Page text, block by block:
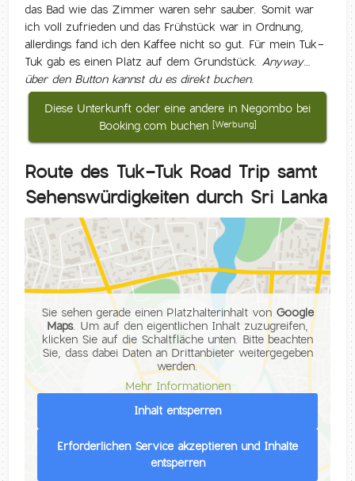
das Bad wie das Zimmer waren sehr sauber. Somit war
ich voll zufrieden und das Frühstück war in Ordnung,
allerdings fand ich den Kaffee nicht so gut. Für mein Tuk-
Tuk gab es einen Platz auf dem Grundstück. Anyway…
über den Button kannst du es direkt buchen.
Diese Unterkunft oder eine andere in Negombo bei
Booking.com buchen [Werbung]
Route des Tuk-Tuk Road Trip samt
Sehenswürdigkeiten durch Sri Lanka
Sie sehen gerade einen Platzhalterinhalt von Google
Maps. Um auf den eigentlichen Inhalt zuzugreifen,
klicken Sie auf die Schaltfläche unten. Bitte beachten
Sie, dass dabei Daten an Drittanbieter weitergegeben
werden.
Mehr Informationen
Inhalt entsperren
Erforderlichen Service akzeptieren und Inhalte
entsperren